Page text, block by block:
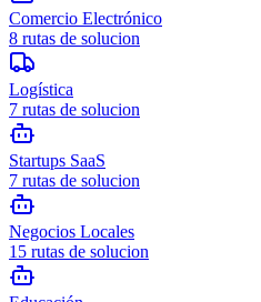
Comercio Electrónico
8 rutas de solucion
Logística
7 rutas de solucion
Startups SaaS
7 rutas de solucion
Negocios Locales
15 rutas de solucion